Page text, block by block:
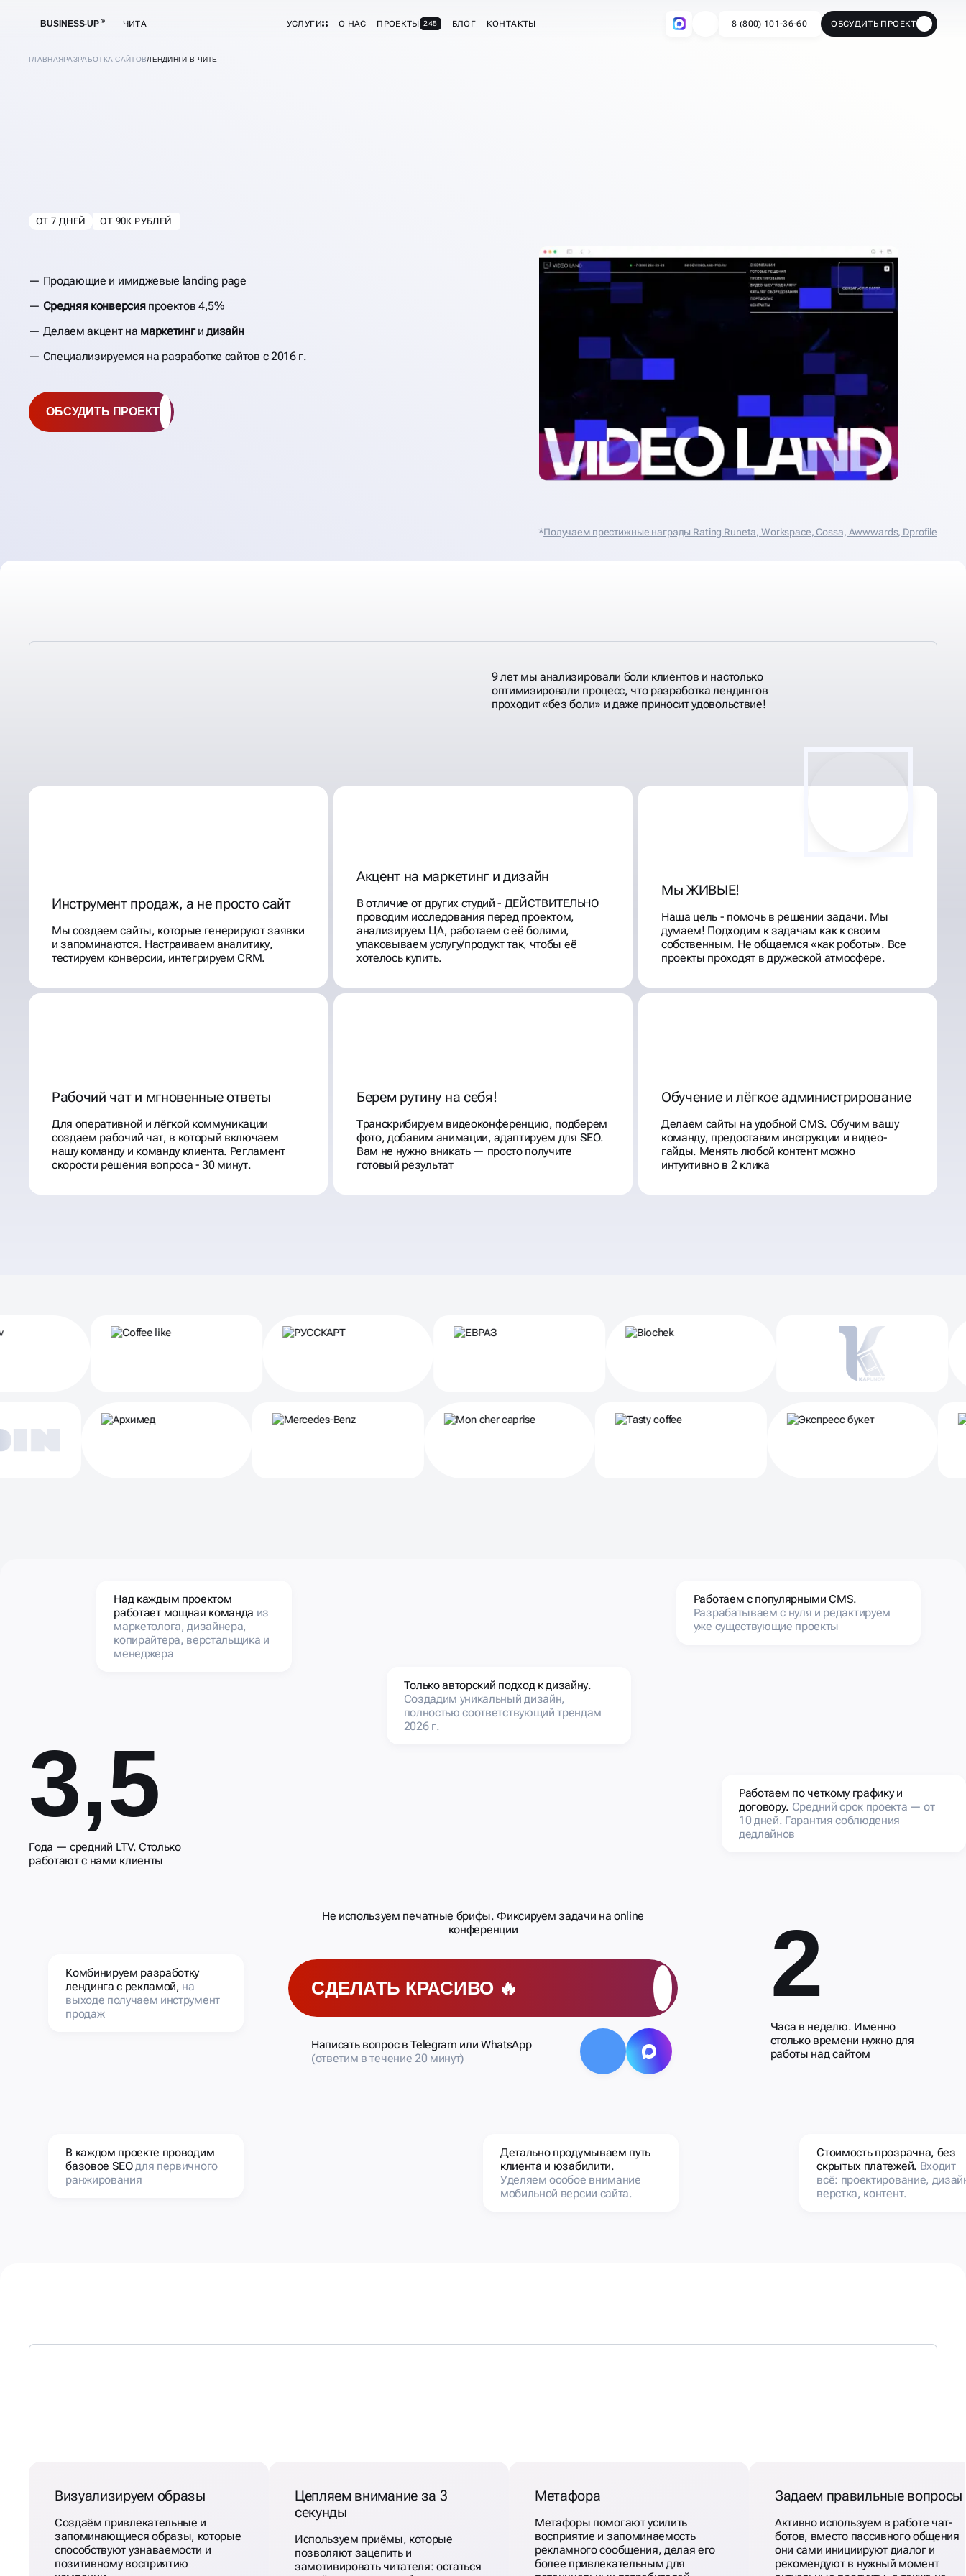
BUSINESS-UP ЧИТА УСЛУГИ О НАС ПРОЕКТЫ 245 БЛОГ КОНТАКТЫ 8 (800) 101-36-60 ОБСУДИТЬ ПРОЕКТ
ГЛАВНАЯРАЗРАБОТКА САЙТОВЛЕНДИНГИ В ЧИТЕ
ПОД КЛЮЧ
ОТ 7 ДНЕЙ ОТ 90К РУБЛЕЙ
Продающие и имиджевые landing page
Средняя конверсияпроектов 4,5%
Делаем акцент на маркетингидизайн
Специализируемся на разработке сайтов с 2016 г.
ОБСУДИТЬ ПРОЕКТ
*Получаем престижные награды Rating Runeta, Workspace, Cossa, Аwwwards, Dprofile
9 лет мы анализировали боли клиентов и настолько
оптимизировали процесс, что разработка лендингов
проходит «без боли» и даже приносит удовольствие!
Инструмент продаж, а не просто сайт
Мы создаем сайты, которые генерируют заявки
и запоминаются. Настраиваем аналитику,
тестируем конверсии, интегрируем CRM.
Акцент на маркетинг и дизайн
В отличие от других студий - ДЕЙСТВИТЕЛЬНО
проводим исследования перед проектом,
анализируем ЦА, работаем с её болями,
упаковываем услугу/продукт так, чтобы её
хотелось купить.
Мы ЖИВЫЕ!
Наша цель - помочь в решении задачи. Мы
думаем! Подходим к задачам как к своим
собственным. Не общаемся «как роботы». Все
проекты проходят в дружеской атмосфере.
Рабочий чат и мгновенные ответы
Для оперативной и лёгкой коммуникации
создаем рабочий чат, в который включаем
нашу команду и команду клиента. Регламент
скорости решения вопроса - 30 минут.
Берем рутину на себя!
Транскрибируем видеоконференцию, подберем
фото, добавим анимации, адаптируем для SEO.
Вам не нужно вникать — просто получите
готовый результат
Обучение и лёгкое администрирование
Делаем сайты на удобной CMS. Обучим вашу
команду, предоставим инструкции и видео-
гайды. Менять любой контент можно
интуитивно в 2 клика
РЕЗУЛЬТАТИВНЫМ
Не используем печатные брифы. Фиксируем задачи на online
конференции
3,5
Года — средний LTV. Столько
работают с нами клиенты
2
Часа в неделю. Именно
столько времени нужно для
работы над сайтом
Над каждым проектом
работает мощная команда из
маркетолога, дизайнера,
копирайтера, верстальщика и
менеджера
Только авторский подход к дизайну.
Создадим уникальный дизайн,
полностью соответствующий трендам
2026 г.
Работаем с популярными CMS.
Разрабатываем с нуля и редактируем
уже существующие проекты
Работаем по четкому графику и
договору. Средний срок проекта — от
10 дней. Гарантия соблюдения
дедлайнов
Комбинируем разработку
лендинга с рекламой, на
выходе получаем инструмент
продаж
В каждом проекте проводим
базовое SEOдля первичного
ранжирования
Детально продумываем путь
клиента и юзабилити.
Уделяем особое внимание
мобильной версии сайта.
Стоимость прозрачна, без
скрытых платежей. Входит
всё: проектирование,
верстка, контент.
СДЕЛАТЬ КРАСИВО 🔥
Написать вопрос в Telegram или WhatsApp
(ответим в течение 20 минут)
Визуализируем образы
Создаём привлекательные и
запоминающиеся образы, которые
способствуют узнаваемости и
позитивному восприятию
Цепляем внимание за 3
секунды
Используем приёмы, которые
позволяют зацепить и
замотивировать читателя: остаться
Метафора
Метафоры помогают усилить
восприятие и запоминаемость
рекламного сообщения, делая его
более привлекательным для
Задаем правильные вопросы
Активно используем в работе чат-
ботов, вместо пассивного общения
они сами инициируют диалог и
рекомендуют в нужный момент